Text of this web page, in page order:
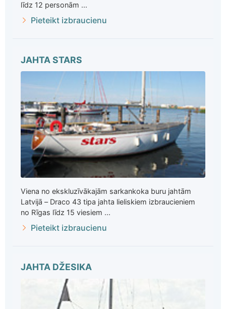
līdz 12 personām ...
Pieteikt izbraucienu
JAHTA STARS
Viena no ekskluzīvākajām sarkankoka buru jahtām
Latvijā – Draco 43 tipa jahta lieliskiem izbraucieniem
no Rīgas līdz 15 viesiem ...
Pieteikt izbraucienu
JAHTA DŽESIKA